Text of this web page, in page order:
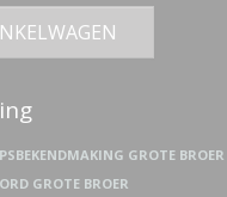
GROTE
GROTE BROER